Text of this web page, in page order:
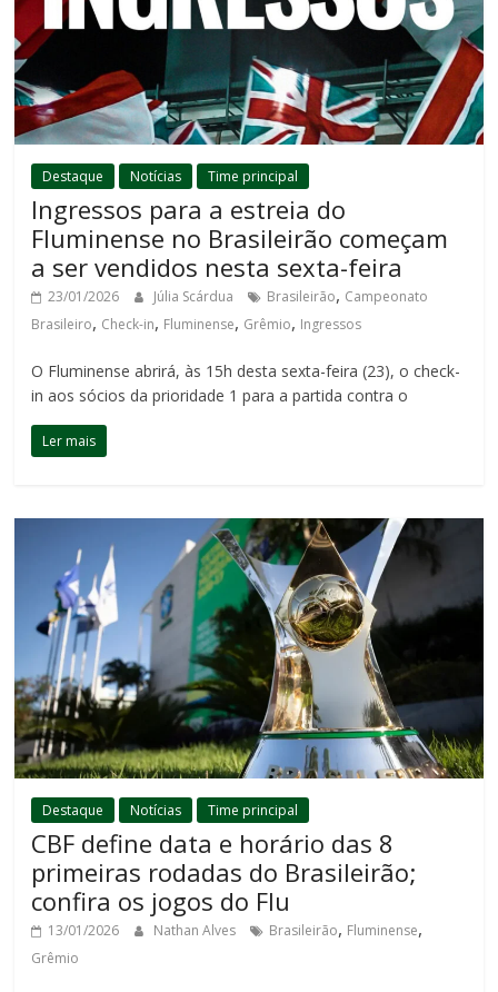
Destaque Notícias Time principal
Ingressos para a estreia do
Fluminense no Brasileirão começam
a ser vendidos nesta sexta-feira
23/01/2026 Júlia Scárdua Brasileirão, Campeonato
Brasileiro, Check-in, Fluminense, Grêmio, Ingressos
O Fluminense abrirá, às 15h desta sexta-feira (23), o check-
in aos sócios da prioridade 1 para a partida contra o
Ler mais
Destaque Notícias Time principal
CBF define data e horário das 8
primeiras rodadas do Brasileirão;
confira os jogos do Flu
13/01/2026 Nathan Alves Brasileirão, Fluminense,
Grêmio